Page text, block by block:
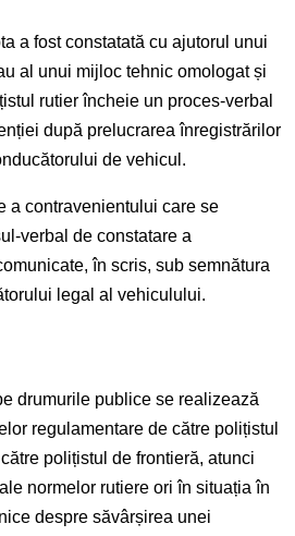
a fost constatată cu ajutorul unui
al unui mijloc tehnic omologat și
rutier încheie un proces-verbal
după prelucrarea înregistrărilor
de vehicul.
a contravenientului care se
verbal de constatare a
în scris, sub semnătura
legal al vehiculului.
drumurile publice se realizează
regulamentare de către polițistul
polițistul de frontieră, atunci
normelor rutiere ori în situația în
despre săvârșirea unei